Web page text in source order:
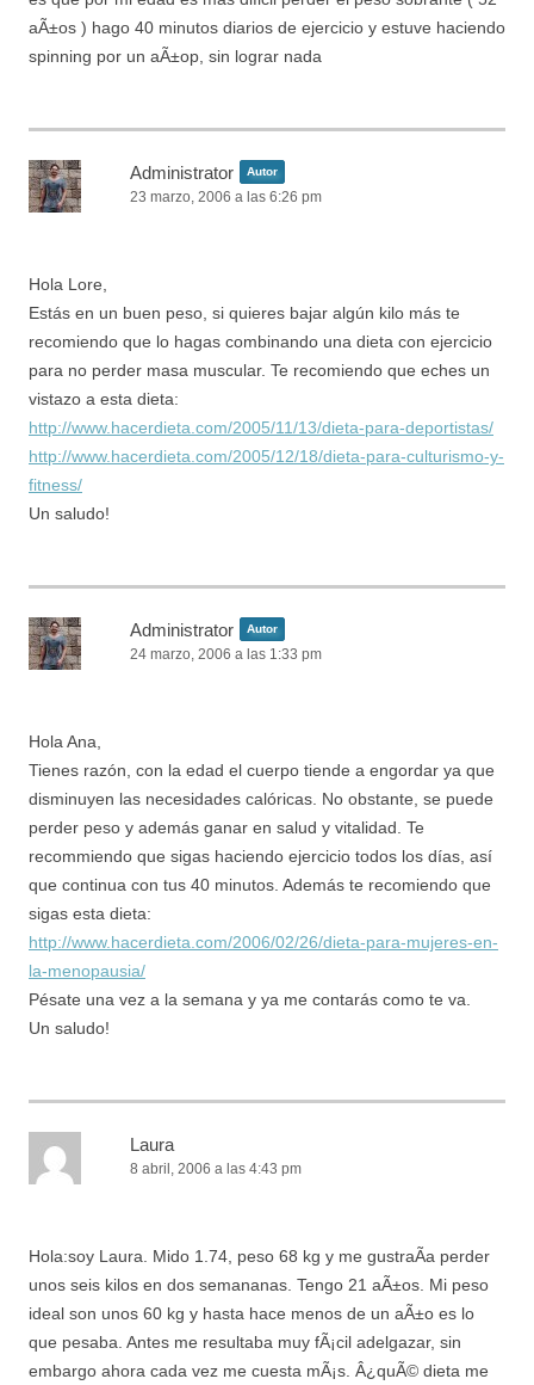
aÃ±os ) hago 40 minutos diarios de ejercicio y estuve haciendo
spinning por un aÃ±op, sin lograr nada
Administrator Autor
23 marzo, 2006 a las 6:26 pm
Hola Lore,
Estás en un buen peso, si quieres bajar algún kilo más te
recomiendo que lo hagas combinando una dieta con ejercicio
para no perder masa muscular. Te recomiendo que eches un
vistazo a esta dieta:
http://www.hacerdieta.com/2005/11/13/dieta-para-deportistas/
http://www.hacerdieta.com/2005/12/18/dieta-para-culturismo-y-
fitness/
Un saludo!
Administrator Autor
24 marzo, 2006 a las 1:33 pm
Hola Ana,
Tienes razón, con la edad el cuerpo tiende a engordar ya que
disminuyen las necesidades calóricas. No obstante, se puede
perder peso y además ganar en salud y vitalidad. Te
recommiendo que sigas haciendo ejercicio todos los días, así
que continua con tus 40 minutos. Además te recomiendo que
sigas esta dieta:
http://www.hacerdieta.com/2006/02/26/dieta-para-mujeres-en-
la-menopausia/
Pésate una vez a la semana y ya me contarás como te va.
Un saludo!
Laura
8 abril, 2006 a las 4:43 pm
Hola:soy Laura. Mido 1.74, peso 68 kg y me gustraÃ­a perder
unos seis kilos en dos semananas. Tengo 21 aÃ±os. Mi peso
ideal son unos 60 kg y hasta hace menos de un aÃ±o es lo
que pesaba. Antes me resultaba muy fÃ¡cil adelgazar, sin
embargo ahora cada vez me cuesta mÃ¡s. Â¿quÃ© dieta me